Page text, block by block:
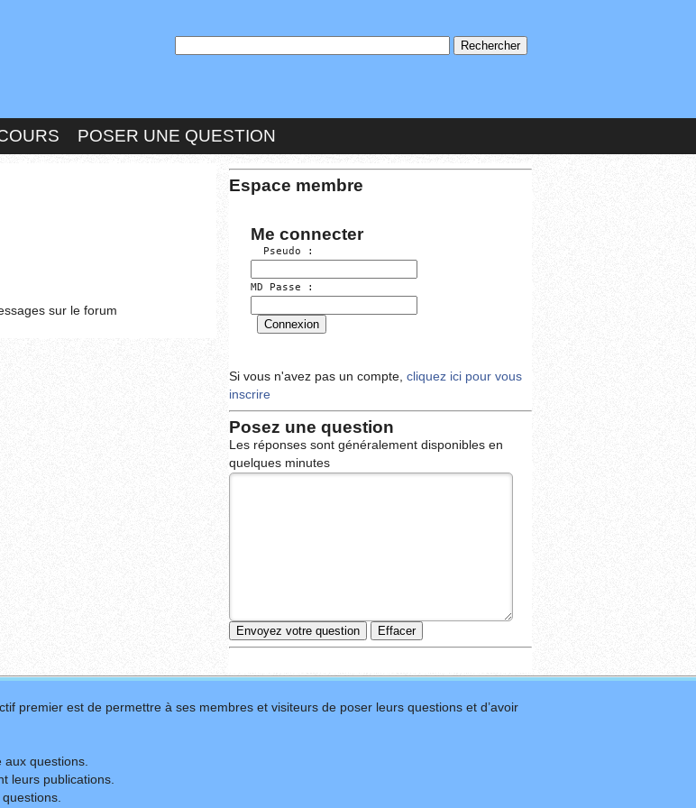
POSER UNE QUESTION
sur le forum
Espace membre
Me connecter
  Pseudo :
MD Passe :
Si vous n'avez pas un compte, cliquez ici pour vous
inscrire
Posez une question
Les réponses sont généralement disponibles en
quelques minutes
premier est de permettre à ses membres et visiteurs de poser leurs questions et d’avoir
aux questions.
leurs publications.